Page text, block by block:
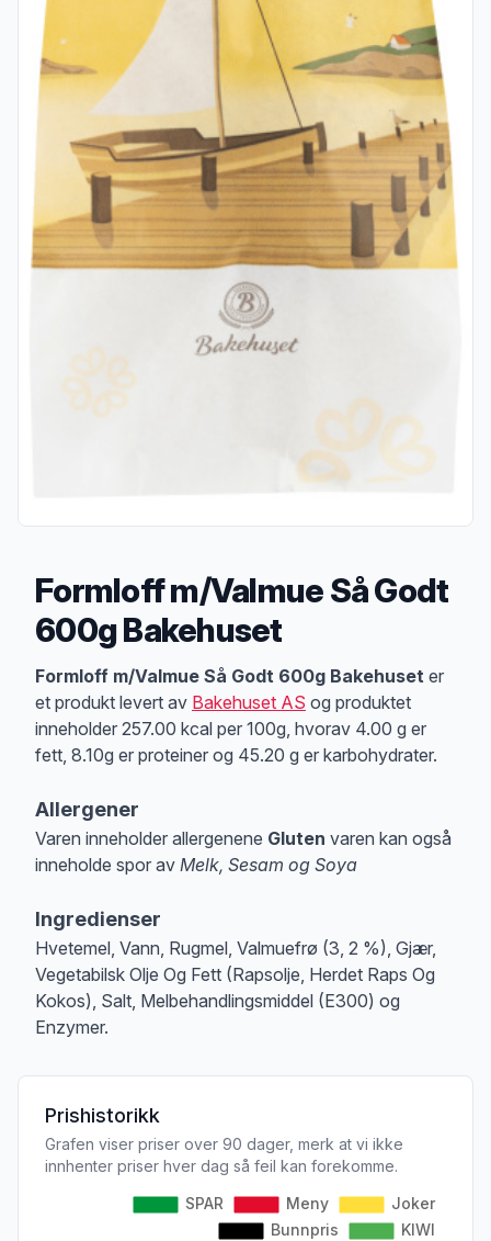
Formloff m/Valmue Så Godt
600g Bakehuset
Produktbeskrivelse
Formloff m/Valmue Så Godt 600g Bakehuset er
et produkt levert av Bakehuset AS og produktet
inneholder 257.00 kcal per 100g, hvorav 4.00 g er
fett, 8.10g er proteiner og 45.20 g er karbohydrater.
Allergener
Varen inneholder allergenene Gluten varen kan også
inneholde spor av Melk, Sesam og Soya
Ingredienser
Hvetemel, Vann, Rugmel, Valmuefrø (3, 2 %), Gjær,
Vegetabilsk Olje Og Fett (Rapsolje, Herdet Raps Og
Kokos), Salt, Melbehandlingsmiddel (E300) og
Enzymer.
Prishistorikk
Grafen viser priser over 90 dager, merk at vi ikke
innhenter priser hver dag så feil kan forekomme.